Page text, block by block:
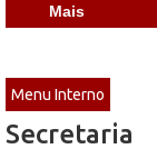
Mais
Menu Interno
Secretaria